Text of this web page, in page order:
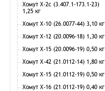
Хомут Х-2с (3.407.1-173.1-23)
1,25 кг
Хомут Х-10 (26.0077-44) 3,10 кг
Хомут Х-12 (20.0096-18) 1,30 кг
Хомут Х-15 (20.0096-19) 0,50 кг
Хомут Х-42 (21.0112-14) 1,80 кг
Хомут Х-15 (21.0112-19) 0,50 кг
Хомут Х-16 (21.0112-19) 0,40 кг